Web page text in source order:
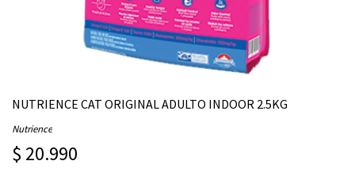
NUTRIENCE CAT ORIGINAL ADULTO INDOOR 2.5KG
Nutrience
$ 20.990